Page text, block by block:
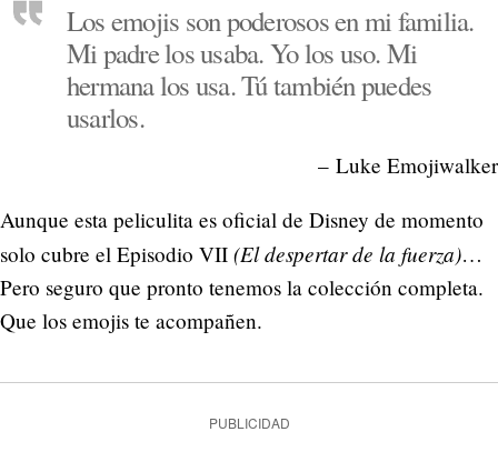
Los emojis son poderosos en mi familia.
Mi padre los usaba. Yo los uso. Mi
hermana los usa. Tú también puedes
usarlos.
– Luke Emojiwalker
Aunque esta peliculita es oficial de Disney de momento
solo cubre el Episodio VII (El despertar de la fuerza)…
Pero seguro que pronto tenemos la colección completa.
Que los emojis te acompañen.
PUBLICIDAD